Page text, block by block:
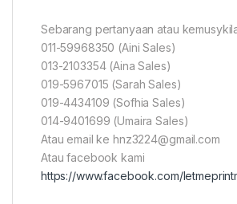
Sebarang pertanyaan atau
011-59968350 (Aini Sales)
013-2103354 (Aina Sales)
019-5967015 (Sarah Sales)
019-4434109 (Sofhia Sales)
014-9401699 (Umaira Sales)
Atau email ke hnz3224@gmail.com
Atau facebook kami
https://www.facebook.com/